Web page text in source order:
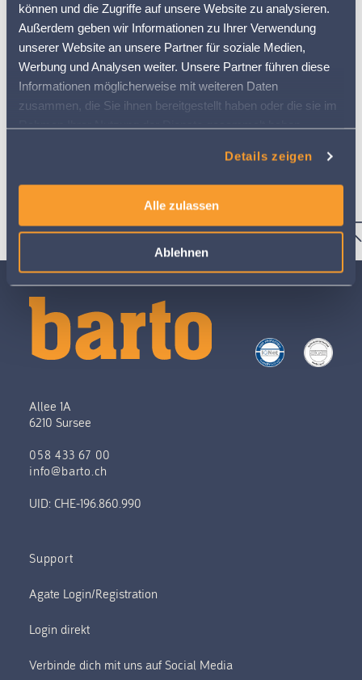
können und die Zugriffe auf unsere Website zu analysieren.
Außerdem geben wir Informationen zu Ihrer Verwendung
unserer Website an unsere Partner für soziale Medien,
Werbung und Analysen weiter. Unsere Partner führen diese
Informationen möglicherweise mit weiteren Daten
zusammen, die Sie ihnen bereitgestellt haben oder die sie im
Rahmen Ihrer Nutzung der Dienste gesammelt haben.
Details zeigen
Alle zulassen
Ablehnen
Kantonssystem importieren oder diese auch nur als
Liste erfassen. Deine eingesetzten Hilfsmittel wählst
du aus einer Liste aus, aktivierst sie – und los geht’s!
abgelegt und ein Parzellenblatt kann jederzeit erzeugt
und ausgedruckt werden. Den Verbrauch deiner
Hilfsmittel und die eingesetzten Maschinen kannst du
für die Suisse-Bilanz übernehmen.
Alles, was du zur Verknüpfung der 365Crop App mit
Allee 1A
6210 Sursee
058 433 67 00
info@barto.ch
UID: CHE-196.860.990
Support
Verbinde dich mit uns auf Social Media